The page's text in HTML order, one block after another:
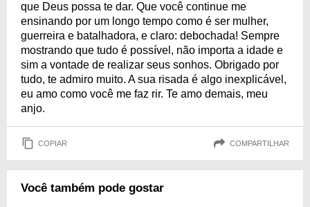
que Deus possa te dar. Que você continue me
ensinando por um longo tempo como é ser mulher,
guerreira e batalhadora, e claro: debochada! Sempre
mostrando que tudo é possível, não importa a idade e
sim a vontade de realizar seus sonhos. Obrigado por
tudo, te admiro muito. A sua risada é algo inexplicável,
eu amo como você me faz rir. Te amo demais, meu
anjo.
COPIAR COMPARTILHAR
Você também pode gostar